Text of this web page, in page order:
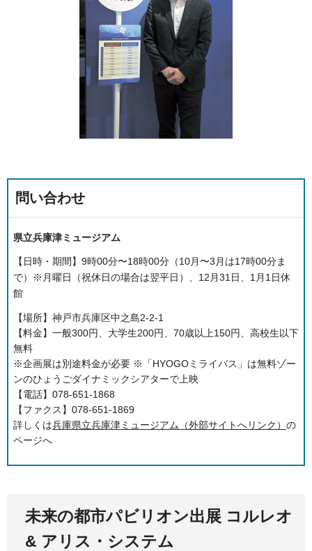
問い合わせ
県立兵庫津ミュージアム
【日時・期間】9時00分〜18時00分（10月〜3月は17時00分ま
で）※月曜日（祝休日の場合は翌平日）、12月31日、1月1日休
館
【場所】神戸市兵庫区中之島2-2-1
【料金】一般300円、大学生200円、70歳以上150円、高校生以下
無料
※企画展は別途料金が必要 ※「HYOGOミライバス」は無料ゾー
ンのひょうごダイナミックシアターで上映
【電話】078-651-1868
【ファクス】078-651-1869
詳しくは兵庫県立兵庫津ミュージアム（外部サイトへリンク） の
ページへ
未来の都市パビリオン出展 コルレオ
& アリス・システム